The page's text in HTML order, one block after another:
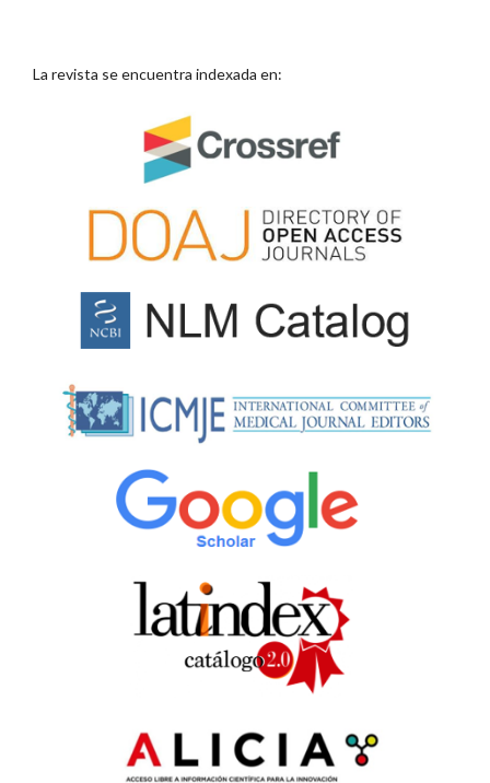
La revista se encuentra indexada en: